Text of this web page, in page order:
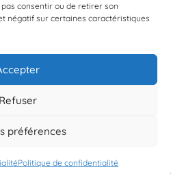
consentir ou de retirer son
négatif sur certaines caractéristiques
Refuser
préférences
Politique de confidentialité
de BioLit
d'observation
du programme
de confidentialité
parHUPP